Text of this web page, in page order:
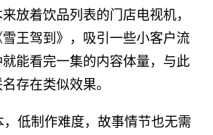
放着饮品列表的门店电视机，
王驾到》，吸引一些小客户流
能看完一集的内容体量，与此
存在类似效果。
，低制作难度，故事情节也无需